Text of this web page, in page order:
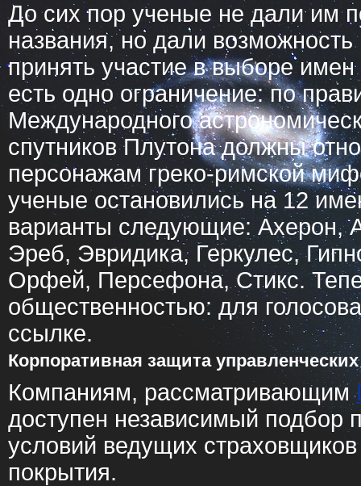
До сих пор ученые не дали им
названия, но дали
принять участие в выборе
есть одно ограничение: по
Международного
спутников Плутона должны
персонажам греко-римской
ученые остановились на 12
варианты следующие: Ахерон,
Эреб, Эвридика, Геркулес,
Орфей, Персефона, Стикс.
общественностью: для
ссылке.
Корпоративная защита
Компаниям, рассматривающим
доступен независимый подбор
условий ведущих
покрытия.